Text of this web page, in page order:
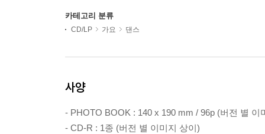
카테고리 분류
CD/LP 가요 댄스
사양
- PHOTO BOOK : 140 x 190 mm / 96p (버전 별 이
- CD-R : 1종 (버전 별 이미지 상이)